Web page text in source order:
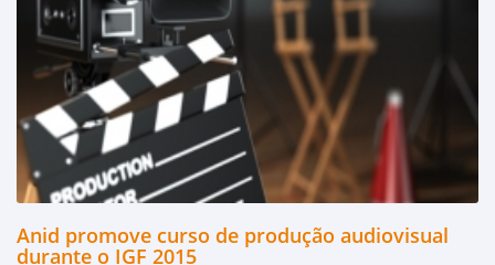
Anid promove curso de produção audiovisual
durante o IGF 2015